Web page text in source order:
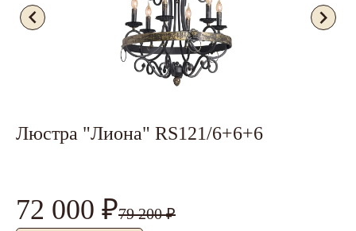
Люстра "Лиона" RS121/6+6+6
72 000 ₽79 200 ₽